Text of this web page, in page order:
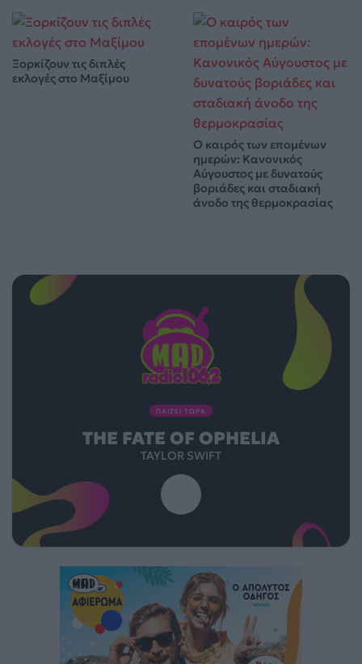
Ξορκίζουν τις διπλές
εκλογές στο Μαξίμου
Ο καιρός των επομένων
ημερών: Κανονικός
Αύγουστος με δυνατούς
βοριάδες και σταδιακή
άνοδο της θερμοκρασίας
ΠΑΙΖΕΙ ΤΩΡΑ
THE FATE OF OPHELIA
TAYLOR SWIFT